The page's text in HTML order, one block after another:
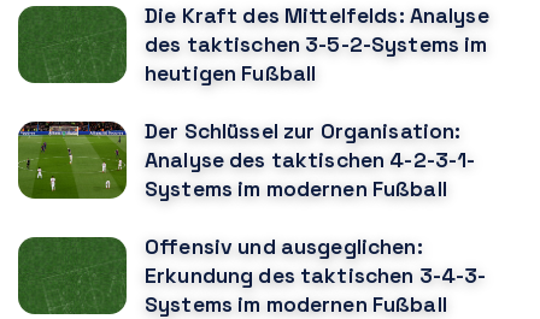
Die Kraft des Mittelfelds: Analyse
des taktischen 3-5-2-Systems im
heutigen Fußball
Der Schlüssel zur Organisation:
Analyse des taktischen 4-2-3-1-
Systems im modernen Fußball
Offensiv und ausgeglichen:
Erkundung des taktischen 3-4-3-
Systems im modernen Fußball